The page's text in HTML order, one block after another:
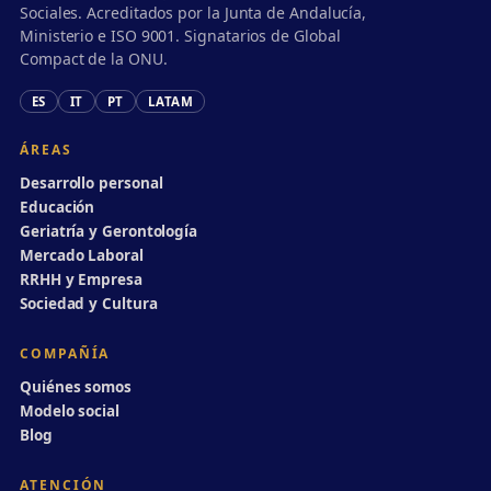
Sociales. Acreditados por la Junta de Andalucía,
Ministerio e ISO 9001. Signatarios de Global
Compact de la ONU.
ES IT PT LATAM
ÁREAS
Desarrollo personal
Educación
Geriatría y Gerontología
Mercado Laboral
RRHH y Empresa
Sociedad y Cultura
COMPAÑÍA
Quiénes somos
Modelo social
Blog
ATENCIÓN